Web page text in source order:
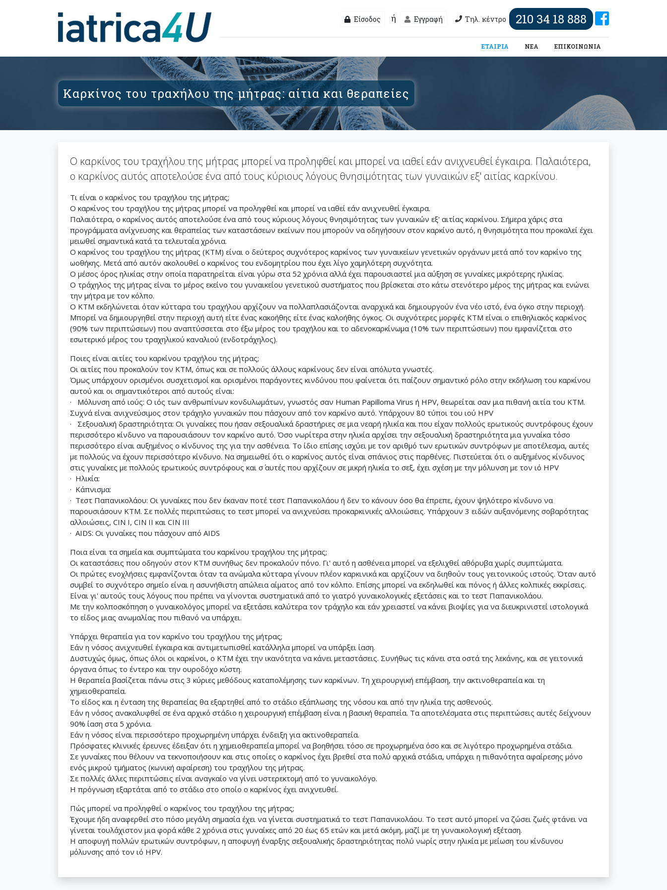
Είσοδος ή Εγγραφή Τηλ. κέντρο 210 34 18 888
ΕΤΑΙΡΙΑ (τωρινή)
ΝΕΑ ΕΠΙΚΟΙΝΩΝΙΑ
Καρκίνος του τραχήλου της μήτρας: αίτια και θεραπείες
Ο καρκίνος του τραχήλου της μήτρας μπορεί να προληφθεί και μπορεί να ιαθεί εάν ανιχνευθεί έγκαιρα. Παλαιότερα,
ο καρκίνος αυτός αποτελούσε ένα από τους κύριους λόγους θνησιμότητας των γυναικών εξ' αιτίας καρκίνου.
Τι είναι ο καρκίνος του τραχήλου της μήτρας;
Ο καρκίνος του τραχήλου της μήτρας μπορεί να προληφθεί και μπορεί να ιαθεί εάν ανιχνευθεί έγκαιρα.
Παλαιότερα, ο καρκίνος αυτός αποτελούσε ένα από τους κύριους λόγους θνησιμότητας των γυναικών εξ' αιτίας καρκίνου. Σήμερα χάρις στα
προγράμματα ανίχνευσης και θεραπείας των καταστάσεων εκείνων που μπορούν να οδηγήσουν στον καρκίνο αυτό, η θνησιμότητα που προκαλεί έχει
μειωθεί σημαντικά κατά τα τελευταία χρόνια.
Ο καρκίνος του τραχήλου της μήτρας (ΚΤΜ) είναι ο δεύτερος συχνότερος καρκίνος των γυναικείων γενετικών οργάνων μετά από τον καρκίνο της
ωοθήκης. Μετά από αυτόν ακολουθεί ο καρκίνος του ενδομητρίου που έχει λίγο χαμηλότερη συχνότητα.
Ο μέσος όρος ηλικίας στην οποία παρατηρείται είναι γύρω στα 52 χρόνια αλλά έχει παρουσιαστεί μια αύξηση σε γυναίκες μικρότερης ηλικίας.
Ο τράχηλος της μήτρας είναι το μέρος εκείνο του γυναικείου γενετικού συστήματος που βρίσκεται στο κάτω στενότερο μέρος της μήτρας και ενώνει
την μήτρα με τον κόλπο.
Ο ΚΤΜ εκδηλώνεται όταν κύτταρα του τραχήλου αρχίζουν να πολλαπλασιάζονται αναρχικά και δημιουργούν ένα νέο ιστό, ένα όγκο στην περιοχή.
Μπορεί να δημιουργηθεί στην περιοχή αυτή είτε ένας κακοήθης είτε ένας καλοήθης όγκος. Οι συχνότερες μορφές ΚΤΜ είναι ο επιθηλιακός καρκίνος
(90% των περιπτώσεων) που αναπτύσσεται στο έξω μέρος του τραχήλου και το αδενοκαρκίνωμα (10% των περιπτώσεων) που εμφανίζεται στο
εσωτερικό μέρος του τραχηλικού καναλιού (ενδοτράχηλος).
Ποιες είναι αιτίες του καρκίνου τραχήλου της μήτρας;
Οι αιτίες που προκαλούν τον ΚΤΜ, όπως και σε πολλούς άλλους καρκίνους δεν είναι απόλυτα γνωστές.
Όμως υπάρχουν ορισμένοι συσχετισμοί και ορισμένοι παράγοντες κινδύνου που φαίνεται ότι παίζουν σημαντικό ρόλο στην εκδήλωση του καρκίνου
αυτού και οι σημαντικότεροι από αυτούς είναι:
· Μόλυνση από ιούς: Ο ιός των ανθρωπίνων κονδυλωμάτων, γνωστός σαν Human Papilloma Virus ή HPV, θεωρείται σαν μια πιθανή αιτία του ΚΤΜ.
Συχνά είναι ανιχνεύσιμος στον τράχηλο γυναικών που πάσχουν από τον καρκίνο αυτό. Υπάρχουν 80 τύποι του ιού HPV
· Σεξουαλική δραστηριότητα: Οι γυναίκες που ήσαν σεξουαλικά δραστήριες σε μια νεαρή ηλικία και που είχαν πολλούς ερωτικούς συντρόφους έχουν
περισσότερο κίνδυνο να παρουσιάσουν τον καρκίνο αυτό. Όσο νωρίτερα στην ηλικία αρχίσει την σεξουαλική δραστηριότητα μια γυναίκα τόσο
περισσότερο είναι αυξημένος ο κίνδυνος της για την ασθένεια. Το ίδιο επίσης ισχύει με τον αριθμό των ερωτικών συντρόφων με αποτέλεσμα, αυτές
με πολλούς να έχουν περισσότερο κίνδυνο. Να σημειωθεί ότι ο καρκίνος αυτός είναι σπάνιος στις παρθένες. Πιστεύεται ότι ο αυξημένος κίνδυνος
στις γυναίκες με πολλούς ερωτικούς συντρόφους και σ΄ αυτές που αρχίζουν σε μικρή ηλικία το σεξ, έχει σχέση με την μόλυνση με τον ιό HPV
· Ηλικία:
· Κάπνισμα:
· Τεστ Παπανικολάου: Οι γυναίκες που δεν έκαναν ποτέ τεστ Παπανικολάου ή δεν το κάνουν όσο θα έπρεπε, έχουν ψηλότερο κίνδυνο να
παρουσιάσουν ΚΤΜ. Σε πολλές περιπτώσεις το τεστ μπορεί να ανιχνεύσει προκαρκινικές αλλοιώσεις. Υπάρχουν 3 ειδών αυξανόμενης σοβαρότητας
αλλοιώσεις, CIN I, CIN II και CIN III
· AIDS: Οι γυναίκες που πάσχουν από AIDS
Ποια είναι τα σημεία και συμπτώματα του καρκίνου τραχήλου της μήτρας;
Οι καταστάσεις που οδηγούν στον ΚΤΜ συνήθως δεν προκαλούν πόνο. Γι' αυτό η ασθένεια μπορεί να εξελιχθεί αθόρυβα χωρίς συμπτώματα.
Οι πρώτες ενοχλήσεις εμφανίζονται όταν τα ανώμαλα κύτταρα γίνουν πλέον καρκινικά και αρχίζουν να διηθούν τους γειτονικούς ιστούς. Όταν αυτό
συμβεί το συχνότερο σημείο είναι η ασυνήθιστη απώλεια αίματος από τον κόλπο. Επίσης μπορεί να εκδηλωθεί και πόνος ή άλλες κολπικές εκκρίσεις.
Είναι γι' αυτούς τους λόγους που πρέπει να γίνονται συστηματικά από το γιατρό γυναικολογικές εξετάσεις και το τεστ Παπανικολάου.
Με την κολποσκόπηση ο γυναικολόγος μπορεί να εξετάσει καλύτερα τον τράχηλο και εάν χρειαστεί να κάνει βιοψίες για να διευκρινιστεί ιστολογικά
το είδος μιας ανωμαλίας που πιθανό να υπάρχει.
Υπάρχει θεραπεία για τον καρκίνο του τραχήλου της μήτρας;
Εάν η νόσος ανιχνευθεί έγκαιρα και αντιμετωπισθεί κατάλληλα μπορεί να υπάρξει ίαση.
Δυστυχώς όμως, όπως όλοι οι καρκίνοι, ο ΚΤΜ έχει την ικανότητα να κάνει μεταστάσεις. Συνήθως τις κάνει στα οστά της λεκάνης, και σε γειτονικά
όργανα όπως το έντερο και την ουροδόχο κύστη.
Η θεραπεία βασίζεται πάνω στις 3 κύριες μεθόδους καταπολέμησης των καρκίνων. Τη χειρουργική επέμβαση, την ακτινοθεραπεία και τη
χημειοθεραπεία.
Το είδος και η ένταση της θεραπείας θα εξαρτηθεί από το στάδιο εξάπλωσης της νόσου και από την ηλικία της ασθενούς.
Εάν η νόσος ανακαλυφθεί σε ένα αρχικό στάδιο η χειρουργική επέμβαση είναι η βασική θεραπεία. Τα αποτελέσματα στις περιπτώσεις αυτές δείχνουν
90% ίαση στα 5 χρόνια.
Εάν η νόσος είναι περισσότερο προχωρημένη υπάρχει ένδειξη για ακτινοθεραπεία.
Πρόσφατες κλινικές έρευνες έδειξαν ότι η χημειοθεραπεία μπορεί να βοηθήσει τόσο σε προχωρημένα όσο και σε λιγότερο προχωρημένα στάδια.
Σε γυναίκες που θέλουν να τεκνοποιήσουν και στις οποίες ο καρκίνος έχει βρεθεί στα πολύ αρχικά στάδια, υπάρχει η πιθανότητα αφαίρεσης μόνο
ενός μικρού τμήματος (κωνική αφαίρεση) του τραχήλου της μήτρας.
Σε πολλές άλλες περιπτώσεις είναι αναγκαίο να γίνει υστερεκτομή από το γυναικολόγο.
Η πρόγνωση εξαρτάται από το στάδιο στο οποίο ο καρκίνος έχει ανιχνευθεί.
Πώς μπορεί να προληφθεί ο καρκίνος του τραχήλου της μήτρας;
Έχουμε ήδη αναφερθεί στο πόσο μεγάλη σημασία έχει να γίνεται συστηματικά το τεστ Παπανικολάου. Το τεστ αυτό μπορεί να ζώσει ζωές φτάνει να
γίνεται τουλάχιστον μια φορά κάθε 2 χρόνια στις γυναίκες από 20 έως 65 ετών και μετά ακόμη, μαζί με τη γυναικολογική εξέταση.
Η αποφυγή πολλών ερωτικών συντρόφων, η αποφυγή έναρξης σεξουαλικής δραστηριότητας πολύ νωρίς στην ηλικία με μείωση του κίνδυνου
μόλυνσης από τον ιό HPV.